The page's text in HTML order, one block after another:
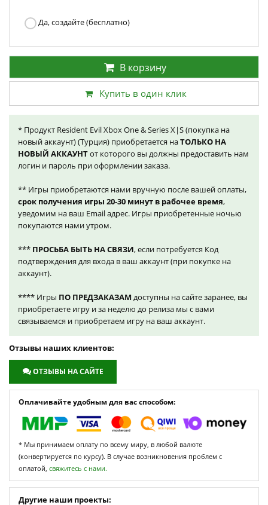
Да, создайте (бесплатно)
В корзину
Купить в один клик
* Продукт Resident Evil Xbox One & Series X|S (покупка на
новый аккаунт) (Турция) приобретается наТОЛЬКО НА
НОВЫЙ АККАУНТот которого вы должны предоставить нам
логин и пароль при оформлении заказа.
** Игры приобретаются нами вручную после вашей оплаты,
срок получения игры 20-30 минут в рабочее время,
уведомим на ваш Email адрес. Игры приобретенные ночью
покупаются нами утром.
*** ПРОСЬБА БЫТЬ НА СВЯЗИ, если потребуется Код
подтверждения для входа в ваш аккаунт (при покупке на
аккаунт).
**** Игры ПО ПРЕДЗАКАЗАМ доступны на сайте заранее, вы
приобретаете игру и за неделю до релиза мы с вами
связываемся и приобретаем игру на ваш аккаунт.
Отзывы наших клиентов:
ОТЗЫВЫ НА САЙТЕ
Оплачивайте удобным для вас способом:
* Мы принимаем оплату по всему миру, в любой валюте
(конвертируется по курсу). В случае возникновения проблем с
оплатой, свяжитесь с нами.
Другие наши проекты: